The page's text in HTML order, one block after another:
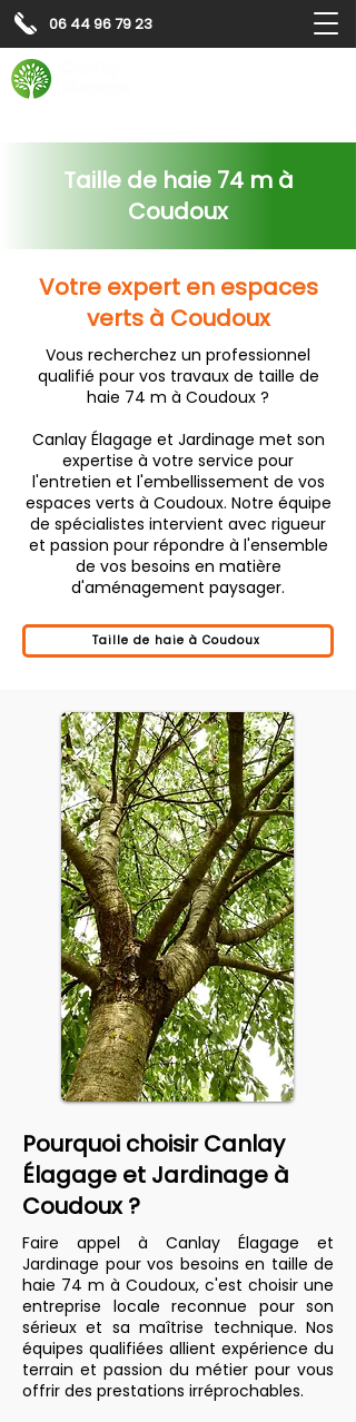
06 44 96 79 23
Taille de haie 74 m à
Coudoux
Votre expert en espaces
verts à Coudoux
Vous recherchez un professionnel
qualifié pour vos travaux de taille de
haie 74 m à Coudoux ?
Canlay Élagage et Jardinage met son
expertise à votre service pour
l'entretien et l'embellissement de vos
espaces verts à Coudoux. Notre équipe
de spécialistes intervient avec rigueur
et passion pour répondre à l'ensemble
de vos besoins en matière
d'aménagement paysager.
Taille de haie à Coudoux
Pourquoi choisir Canlay
Élagage et Jardinage à
Coudoux ?
Faire appel à Canlay Élagage et
Jardinage pour vos besoins en taille de
haie 74 m à Coudoux, c'est choisir une
entreprise locale reconnue pour son
sérieux et sa maîtrise technique. Nos
équipes qualifiées allient expérience du
terrain et passion du métier pour vous
offrir des prestations irréprochables.